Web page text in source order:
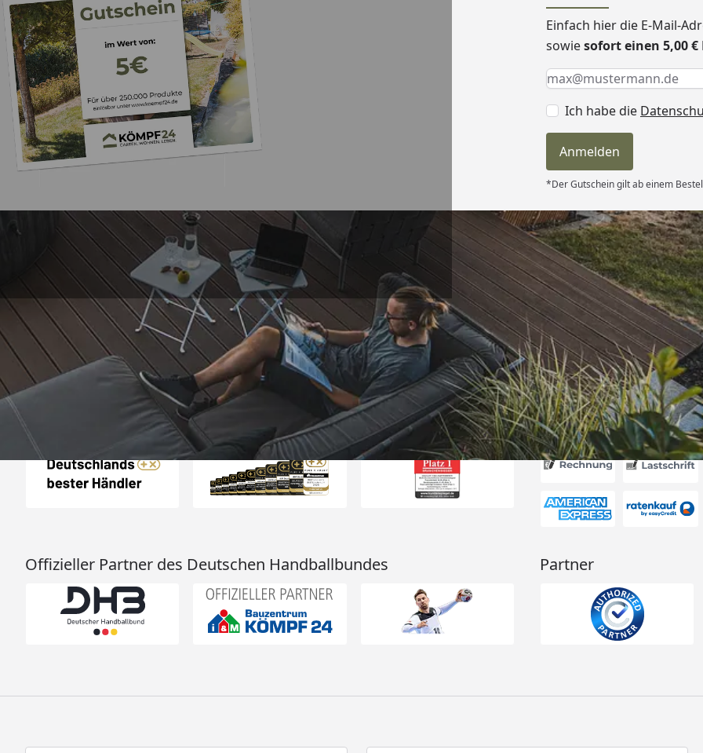
Einfach hier die E-Mail-
sowiesofort einen 5,00
Keine Eingabe erforderlich
Eingabe erforderlich
E-Mail *
Ich habe die
Anmelden
*Der Gutschein gilt ab einem
Trusted Shops
4,81/ 5
25.957 Bewertungen
„- Retouren Bearbeitung wurde
umgehend erledigt“
04.08.2026
Versand
Auszeichnungen Akzeptierte
Offizieller Partner des Deutschen Handballbundes Partner